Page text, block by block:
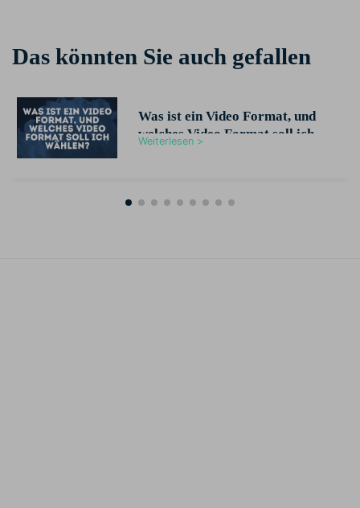
Das könnten Sie auch gefallen
Was ist ein Video Format, und
welches Video Format soll ich
Weiterlesen >